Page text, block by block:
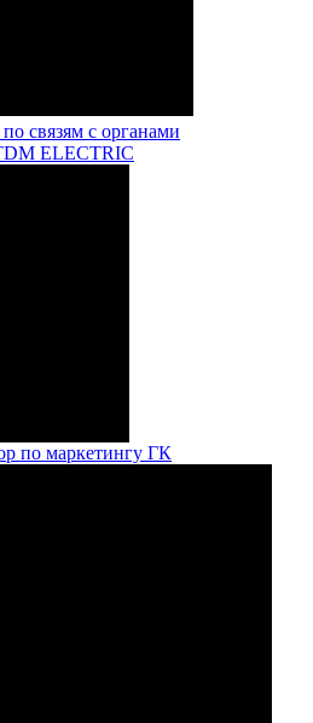
связям с органами
ELECTRIC
по маркетингу ГК